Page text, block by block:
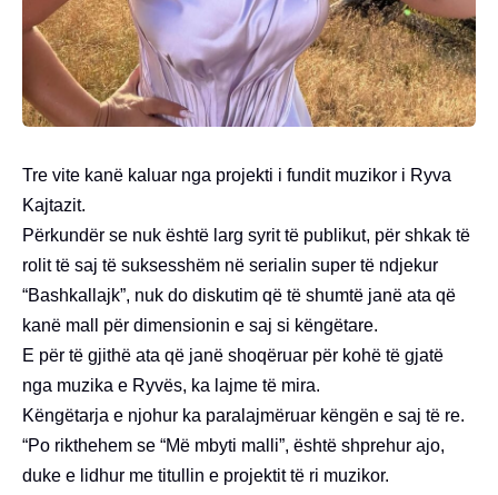
Tre vite kanë kaluar nga projekti i fundit muzikor i Ryva
Kajtazit.
Përkundër se nuk është larg syrit të publikut, për shkak të
rolit të saj të suksesshëm në serialin super të ndjekur
“Bashkallajk”, nuk do diskutim që të shumtë janë ata që
kanë mall për dimensionin e saj si këngëtare.
E për të gjithë ata që janë shoqëruar për kohë të gjatë
nga muzika e Ryvës, ka lajme të mira.
Këngëtarja e njohur ka paralajmëruar këngën e saj të re.
“Po rikthehem se “Më mbyti malli”, është shprehur ajo,
duke e lidhur me titullin e projektit të ri muzikor.